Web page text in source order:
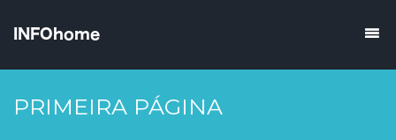
PRIMEIRA PÁGINA